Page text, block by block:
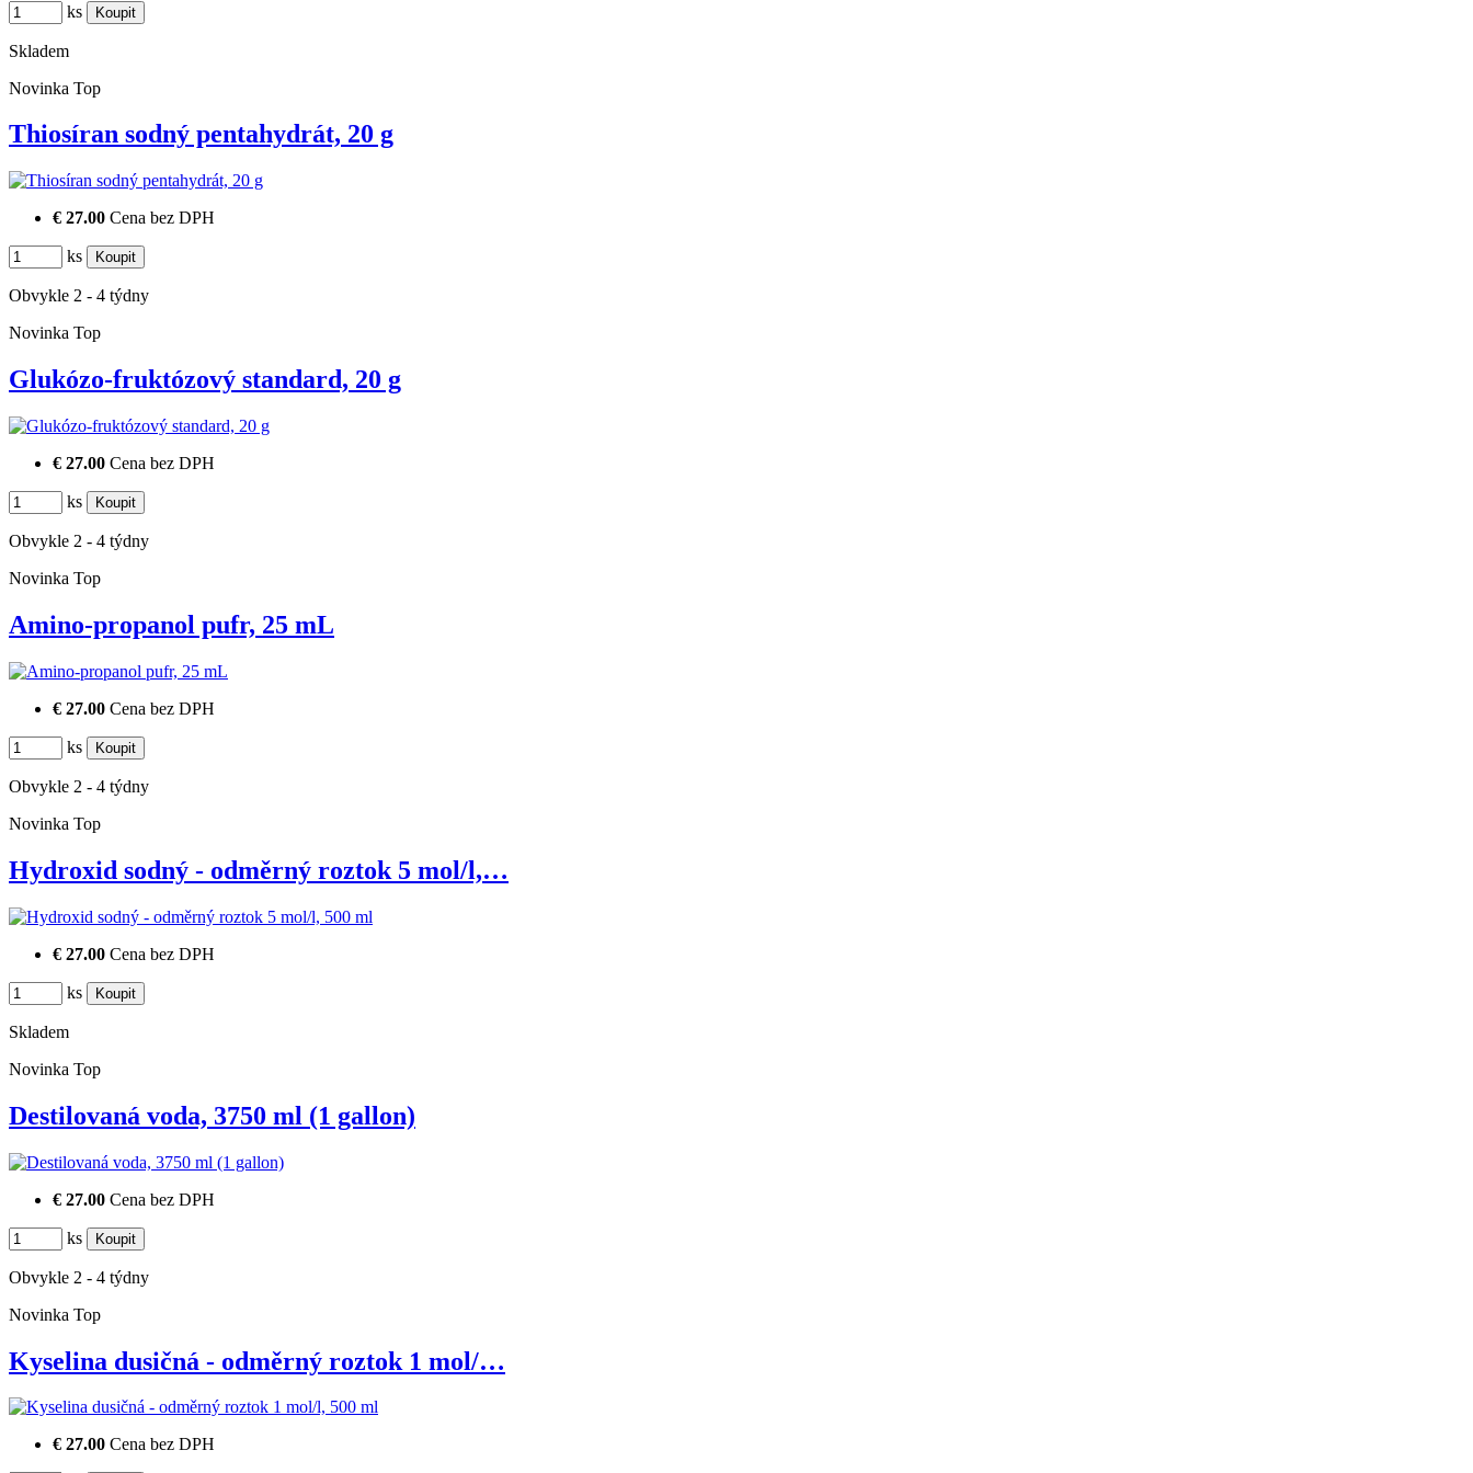
ks
Skladem
Novinka Top
Thiosíran sodný pentahydrát, 20 g
€ 27.00 Cena bez DPH
ks
Obvykle 2 - 4 týdny
Novinka Top
Glukózo-fruktózový standard, 20 g
€ 27.00 Cena bez DPH
ks
Obvykle 2 - 4 týdny
Novinka Top
Amino-propanol pufr, 25 mL
€ 27.00 Cena bez DPH
ks
Obvykle 2 - 4 týdny
Novinka Top
Hydroxid sodný - odměrný roztok 5 mol/l,…
€ 27.00 Cena bez DPH
ks
Skladem
Novinka Top
Destilovaná voda, 3750 ml (1 gallon)
€ 27.00 Cena bez DPH
ks
Obvykle 2 - 4 týdny
Novinka Top
Kyselina dusičná - odměrný roztok 1 mol/…
€ 27.00 Cena bez DPH